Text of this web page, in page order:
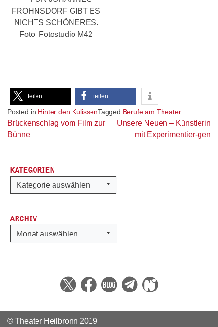
FROHNSDORF GIBT ES
NICHTS SCHÖNERES.
Foto: Fotostudio M42
teilen teilen
Posted in Hinter den KulissenTagged Berufe am Theater
Beitragsnavigation
Brückenschlag vom Film zur
Bühne
Unsere Neuen – Künstlerin
mit Experimentier-gen
KATEGORIEN
Kategorien
Kategorie auswählen
ARCHIV
Archiv
Monat auswählen
© Theater Heilbronn 2019